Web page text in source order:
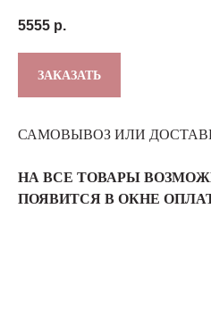
5555 р.
ЗАКАЗАТЬ
САМОВЫВОЗ ИЛИ
НА ВСЕ ТОВАРЫ
ПОЯВИТСЯ В ОКНЕ